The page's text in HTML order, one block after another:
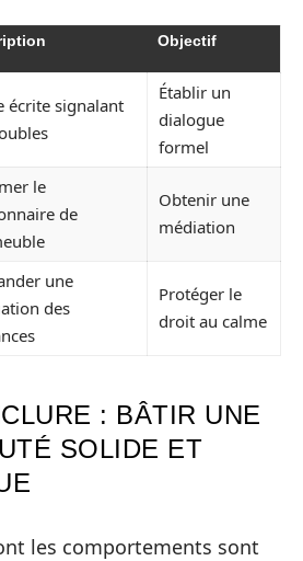
Objectif
écrite signalant
Établir un
dialogue
formel
le
de
Obtenir une
médiation
une
des
Protéger le
droit au calme
: BÂTIR UNE
SOLIDE ET
les comportements sont